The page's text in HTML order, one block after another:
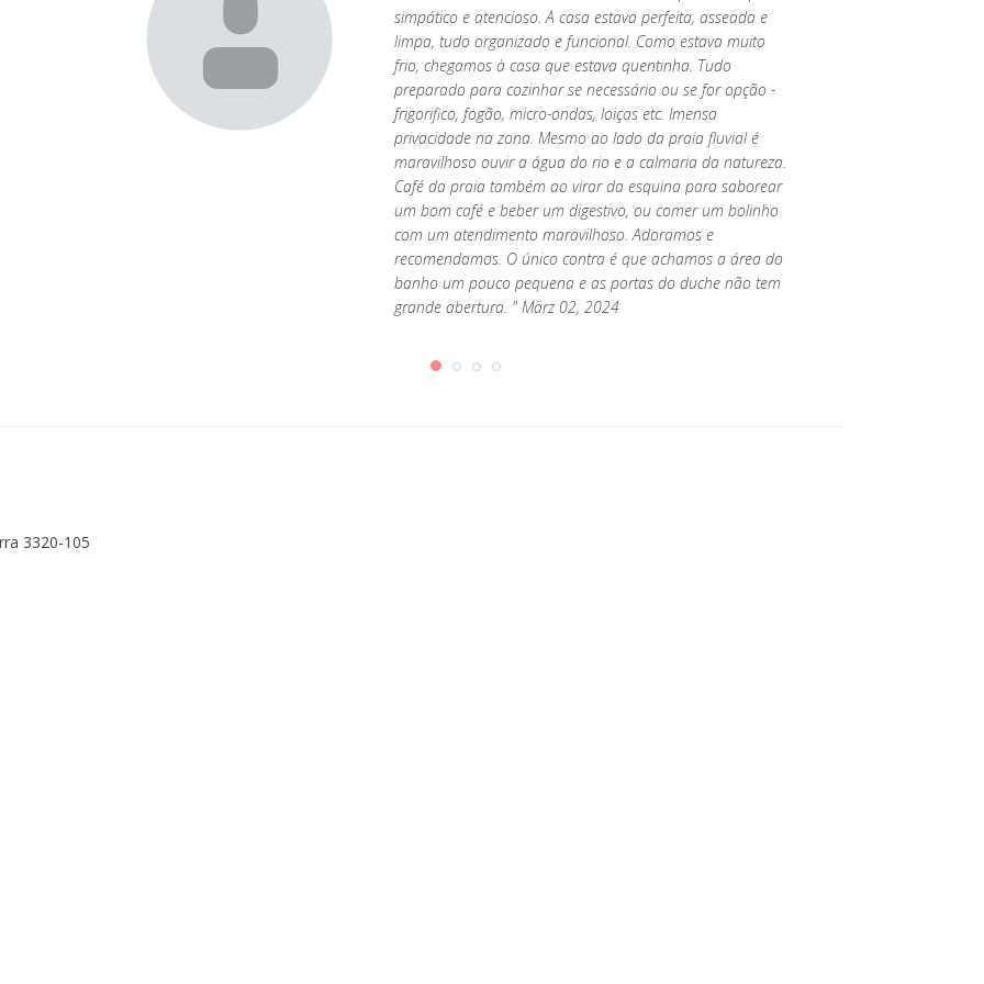
simpático e atencioso. A casa estava perfeita, asseada e
limpa, tudo organizado e funcional. Como estava muito
frio, chegamos à casa que estava quentinha. Tudo
preparado para cozinhar se necessário ou se for opção -
frigorifico, fogão, micro-ondas, loiças etc. Imensa
privacidade na zona. Mesmo ao lado da praia fluvial é
maravilhoso ouvir a água do rio e a calmaria da natureza.
Café da praia também ao virar da esquina para saborear
um bom café e beber um digestivo, ou comer um bolinho
com um atendimento maravilhoso. Adoramos e
recomendamos. O único contra é que achamos a área do
banho um pouco pequena e as portas do duche não tem
grande abertura. " März 02, 2024
3320-105